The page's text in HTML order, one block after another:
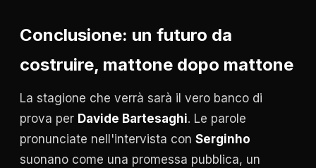
Conclusione: un futuro da
costruire, mattone dopo mattone
La stagione che verrà sarà il vero banco di
prova per Davide Bartesaghi. Le parole
pronunciate nell'intervista con Serginho
suonano come una promessa pubblica, un